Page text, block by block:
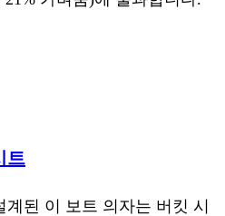
트
된 이 보트 의자는 버킷 시